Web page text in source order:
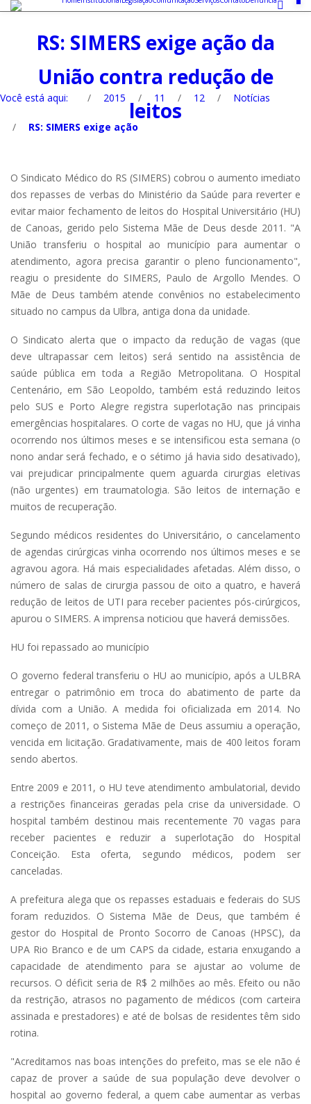
RS: SIMERS exige ação da
União contra redução de
leitos
Você está aqui: / 2015 / 11 / 12 / Notícias
/ RS: SIMERS exige ação
O Sindicato Médico do RS (SIMERS) cobrou o aumento imediato
dos repasses de verbas do Ministério da Saúde para reverter e
evitar maior fechamento de leitos do Hospital Universitário (HU)
de Canoas, gerido pelo Sistema Mãe de Deus desde 2011. "A
União transferiu o hospital ao município para aumentar o
atendimento, agora precisa garantir o pleno funcionamento",
reagiu o presidente do SIMERS, Paulo de Argollo Mendes. O
Mãe de Deus também atende convênios no estabelecimento
situado no campus da Ulbra, antiga dona da unidade.
O Sindicato alerta que o impacto da redução de vagas (que
deve ultrapassar cem leitos) será sentido na assistência de
saúde pública em toda a Região Metropolitana. O Hospital
Centenário, em São Leopoldo, também está reduzindo leitos
pelo SUS e Porto Alegre registra superlotação nas principais
emergências hospitalares. O corte de vagas no HU, que já vinha
ocorrendo nos últimos meses e se intensificou esta semana (o
nono andar será fechado, e o sétimo já havia sido desativado),
vai prejudicar principalmente quem aguarda cirurgias eletivas
(não urgentes) em traumatologia. São leitos de internação e
muitos de recuperação.
Segundo médicos residentes do Universitário, o cancelamento
de agendas cirúrgicas vinha ocorrendo nos últimos meses e se
agravou agora. Há mais especialidades afetadas. Além disso, o
número de salas de cirurgia passou de oito a quatro, e haverá
redução de leitos de UTI para receber pacientes pós-cirúrgicos,
apurou o SIMERS. A imprensa noticiou que haverá demissões.
HU foi repassado ao município
O governo federal transferiu o HU ao município, após a ULBRA
entregar o patrimônio em troca do abatimento de parte da
dívida com a União. A medida foi oficializada em 2014. No
começo de 2011, o Sistema Mãe de Deus assumiu a operação,
vencida em licitação. Gradativamente, mais de 400 leitos foram
sendo abertos.
Entre 2009 e 2011, o HU teve atendimento ambulatorial, devido
a restrições financeiras geradas pela crise da universidade. O
hospital também destinou mais recentemente 70 vagas para
receber pacientes e reduzir a superlotação do Hospital
Conceição. Esta oferta, segundo médicos, podem ser
canceladas.
A prefeitura alega que os repasses estaduais e federais do SUS
foram reduzidos. O Sistema Mãe de Deus, que também é
gestor do Hospital de Pronto Socorro de Canoas (HPSC), da
UPA Rio Branco e de um CAPS da cidade, estaria enxugando a
capacidade de atendimento para se ajustar ao volume de
recursos. O déficit seria de R$ 2 milhões ao mês. Efeito ou não
da restrição, atrasos no pagamento de médicos (com carteira
assinada e prestadores) e até de bolsas de residentes têm sido
rotina.
"Acreditamos nas boas intenções do prefeito, mas se ele não é
capaz de prover a saúde de sua população deve devolver o
hospital ao governo federal, a quem cabe aumentar as verbas